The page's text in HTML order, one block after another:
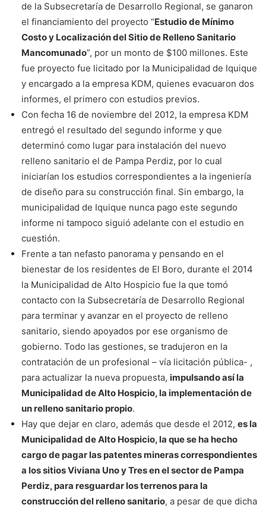
de la Subsecretaría de Desarrollo Regional, se ganaron
el financiamiento del proyecto “Estudio de Mínimo
Costo y Localización del Sitio de Relleno Sanitario
Mancomunado”, por un monto de $100 millones. Este
fue proyecto fue licitado por la Municipalidad de Iquique
y encargado a la empresa KDM, quienes evacuaron dos
informes, el primero con estudios previos.
Con fecha 16 de noviembre del 2012, la empresa KDM
entregó el resultado del segundo informe y que
determinó como lugar para instalación del nuevo
relleno sanitario el de Pampa Perdiz, por lo cual
iniciarían los estudios correspondientes a la ingeniería
de diseño para su construcción final. Sin embargo, la
municipalidad de Iquique nunca pago este segundo
informe ni tampoco siguió adelante con el estudio en
cuestión.
Frente a tan nefasto panorama y pensando en el
bienestar de los residentes de El Boro, durante el 2014
la Municipalidad de Alto Hospicio fue la que tomó
contacto con la Subsecretaría de Desarrollo Regional
para terminar y avanzar en el proyecto de relleno
sanitario, siendo apoyados por ese organismo de
gobierno. Todo las gestiones, se tradujeron en la
contratación de un profesional – vía licitación pública- ,
para actualizar la nueva propuesta, impulsando así la
Municipalidad de Alto Hospicio, la implementación de
un relleno sanitario propio.
Hay que dejar en claro, además que desde el 2012, es la
Municipalidad de Alto Hospicio, la que se ha hecho
cargo de pagar las patentes mineras correspondientes
a los sitios Viviana Uno y Tres en el sector de Pampa
Perdiz, para resguardar los terrenos para la
construcción del relleno sanitario, a pesar de que dicha